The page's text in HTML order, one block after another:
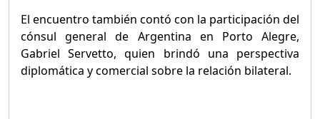
El encuentro también contó con la participación del
cónsul general de Argentina en Porto Alegre,
Gabriel Servetto, quien brindó una perspectiva
diplomática y comercial sobre la relación bilateral.